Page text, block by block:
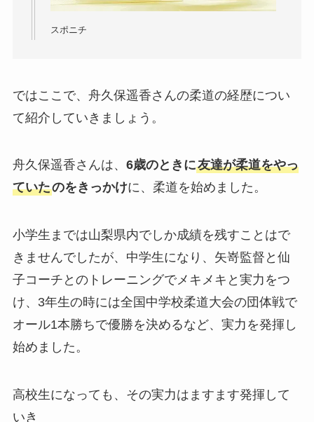
スポニチ
ではここで、舟久保遥香さんの柔道の経歴につい
て紹介していきましょう。
舟久保遥香さんは、 6歳のときに友達が柔道をやっ
ていたのをきっかけに、柔道を始めました。
小学生までは山梨県内でしか成績を残すことはで
きませんでしたが、中学生になり、矢嵜監督と仙
子コーチとのトレーニングでメキメキと実力をつ
け、3年生の時には全国中学校柔道大会の団体戦で
オール1本勝ちで優勝を決めるなど、実力を発揮し
始めました。
高校生になっても、その実力はますます発揮して
いき